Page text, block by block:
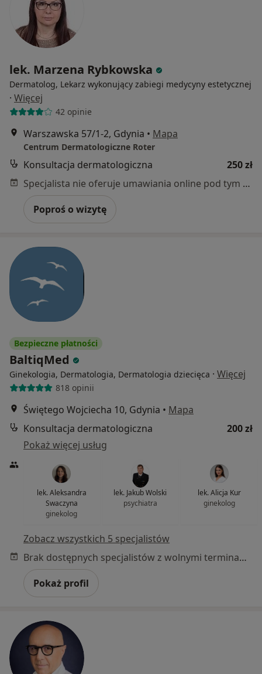
lek. Marzena Rybkowska
Dermatolog, Lekarz wykonujący zabiegi medycyny estetycznej
· Więcej
42 opinie
Warszawska 57/1-2, Gdynia • Mapa
Centrum Dermatologiczne Roter
Konsultacja dermatologiczna
250 zł
Specjalista nie oferuje umawiania online pod tym adresem.
Poproś o wizytę
Bezpieczne płatności
BaltiqMed
Ginekologia, Dermatologia, Dermatologia dziecięca · Więcej
818 opinii
Świętego Wojciecha 10, Gdynia • Mapa
Konsultacja dermatologiczna
200 zł
Pokaż więcej usług
lek. Aleksandra
Swaczyna
ginekolog
lek. Jakub Wolski
psychiatra
lek. Alicja Kur
ginekolog
Zobacz wszystkich 5 specjalistów
Brak dostępnych specjalistów z wolnymi terminami w tym centrum medycznym.
Pokaż profil